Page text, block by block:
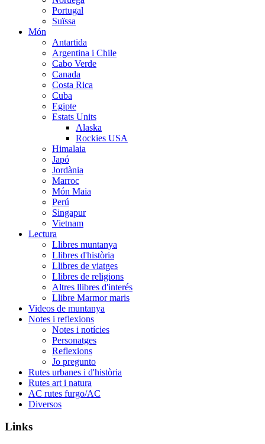
Portugal
Suïssa
Món
Antartida
Argentina i Chile
Cabo Verde
Canada
Costa Rica
Cuba
Egipte
Estats Units
Alaska
Rockies USA
Himalaia
Japó
Jordània
Marroc
Món Maia
Perú
Singapur
Vietnam
Lectura
Llibres muntanya
Llibres d'història
Llibres de viatges
Llibres de religions
Altres llibres d'interés
Llibre Marmor maris
Videos de muntanya
Notes i reflexions
Notes i notícies
Personatges
Reflexions
Jo pregunto
Rutes urbanes i d'història
Rutes art i natura
AC rutes furgo/AC
Diversos
Links